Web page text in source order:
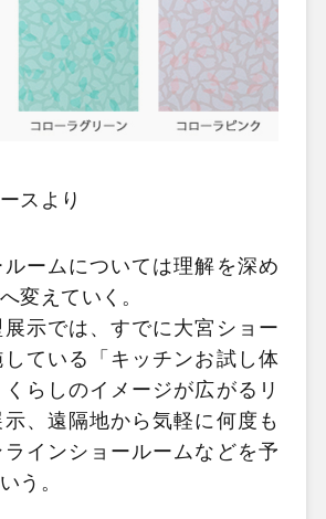
スより
ームについては理解を深め
変えていく。
示では、すでに大宮ショー
ている「キッチンお試し体
らしのイメージが広がるリ
、遠隔地から気軽に何度も
インショールームなどを予
う。